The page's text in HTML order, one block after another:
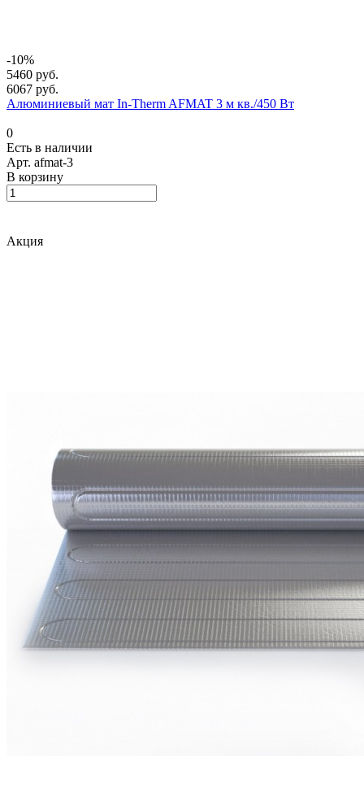
-10%
5460 руб.
6067 руб.
Алюминиевый мат In-Therm AFMAT 3 м кв./450 Вт
0
Есть в наличии
Арт. afmat-3
В корзину
Акция